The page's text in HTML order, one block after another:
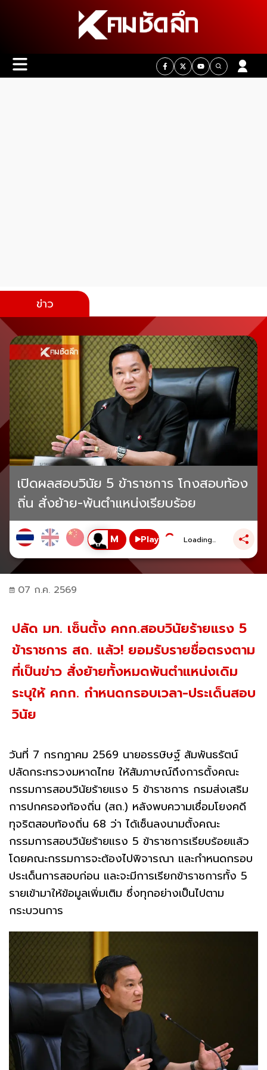
ข่าว
เปิดผลสอบวินัย 5 ข้าราชการ โกงสอบท้อง
ถิ่น สั่งย้าย-พ้นตำแหน่งเรียบร้อย
Play Loading...
07 ก.ค. 2569
ปลัด มท. เซ็นตั้ง คกก.สอบวินัยร้ายแรง 5
ข้าราชการ สถ. แล้ว! ยอมรับรายชื่อตรงตาม
ที่เป็นข่าว สั่งย้ายทั้งหมดพ้นตำแหน่งเดิม
ระบุให้ คกก. กำหนดกรอบเวลา-ประเด็นสอบ
วินัย
วันที่ 7 กรกฎาคม 2569 นายอรรษิษฐ์ สัมพันธรัตน์
ปลัดกระทรวงมหาดไทย ให้สัมภาษณ์ถึงการตั้งคณะ
กรรมการสอบวินัยร้ายแรง 5 ข้าราชการ กรมส่งเสริม
การปกครองท้องถิ่น (สถ.) หลังพบความเชื่อมโยงคดี
ทุจริตสอบท้องถิ่น 68 ว่า ได้เซ็นลงนามตั้งคณะ
กรรมการสอบวินัยร้ายแรง 5 ข้าราชการเรียบร้อยแล้ว
โดยคณะกรรมการจะต้องไปพิจารณา และกำหนดกรอบ
ประเด็นการสอบก่อน และจะมีการเรียกข้าราชการทั้ง 5
รายเข้ามาให้ข้อมูลเพิ่มเติม ซึ่งทุกอย่างเป็นไปตาม
กระบวนการ